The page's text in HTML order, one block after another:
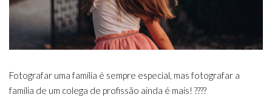
Fotografar uma família é sempre especial, mas fotografar a
família de um colega de profissão ainda é mais! ????